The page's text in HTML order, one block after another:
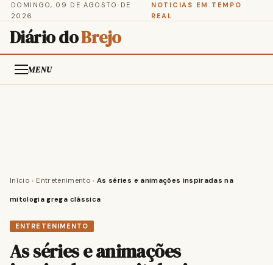
DOMINGO, 09 DE AGOSTO DE
2026
NOTICIAS EM TEMPO
REAL
Diário doBrejo
MENU
Início › Entretenimento › As séries e animações inspiradas na
mitologia grega clássica
ENTRETENIMENTO
As séries e animações